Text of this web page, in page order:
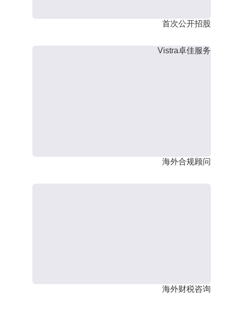
首次公开招股
Vistra卓佳服务
海外合规顾问
海外财税咨询